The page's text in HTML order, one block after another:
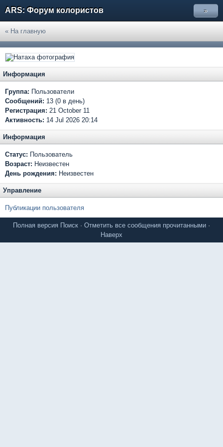
ARS: Форум колористов »
« На главную
Информация
Группа: Пользователи
Сообщений: 13 (0 в день)
Регистрация: 21 October 11
Активность: 14 Jul 2026 20:14
Информация
Статус: Пользователь
Возраст: Неизвестен
День рождения: Неизвестен
Управление
Публикации пользователя
Полная версия Поиск · Отметить все сообщения прочитанными ·
Наверх